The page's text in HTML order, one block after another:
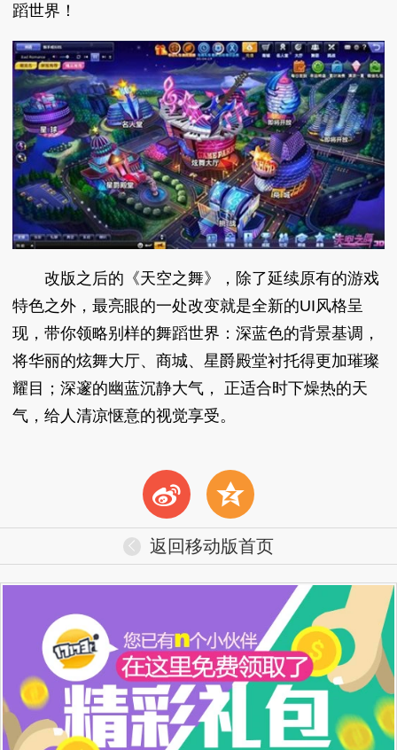
蹈世界！
改版之后的《天空之舞》，除了延续原有的游戏
特色之外，最亮眼的一处改变就是全新的UI风格呈
现，带你领略别样的舞蹈世界：深蓝色的背景基调，
将华丽的炫舞大厅、商城、星爵殿堂衬托得更加璀璨
耀目；深邃的幽蓝沉静大气， 正适合时下燥热的天
气，给人清凉惬意的视觉享受。
t z
返回移动版首页